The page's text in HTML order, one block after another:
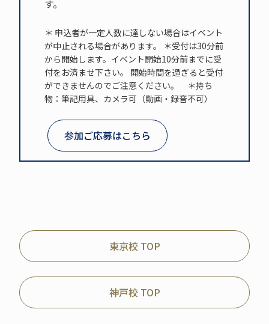
す。
＊ 申込者が一定人数に達しない場合はイベント
が中止される場合があります。 ＊受付は30分前
から開始します。イベント開始10分前までに受
付をお済ませ下さい。 開始時間を過ぎると受付
ができませんのでご注意ください。 ＊持ち
物：筆記用具、カメラ可（動画・録音不可）
参加ご応募はこちら
東京校 TOP
神戸校 TOP